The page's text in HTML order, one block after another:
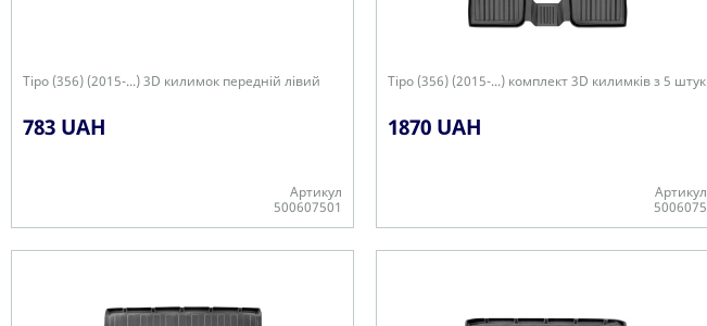
Tipo (356) (2015-...) 3D килимок передній лівий
783 UAH
Артикул
500607501
Tipo (356) (2015-...) комплект 3D килимків з 5 штук
1870 UAH
Артикул
5006075